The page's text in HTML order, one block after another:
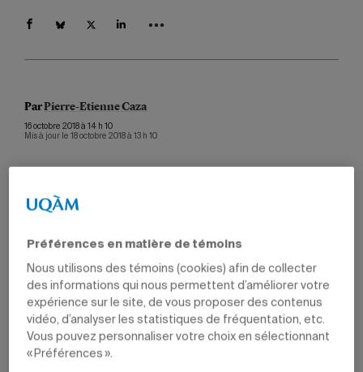
ParPierre-Etienne Caza
16 octobre 2018 à 14 h 10
Mis à jour le 18 octobre 2018 à 13 h 10
Préférences en matière de témoins
Nous utilisons des témoins (cookies) afin de collecter
des informations qui nous permettent d’améliorer votre
expérience sur le site, de vous proposer des contenus
vidéo, d’analyser les statistiques de fréquentation, etc.
Vous pouvez personnaliser votre choix en sélectionnant
« Préférences ».